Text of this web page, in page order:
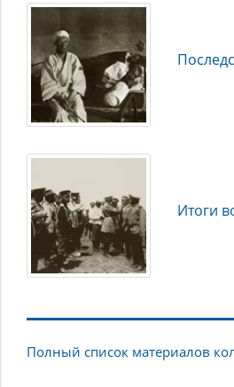
Итоги
Полный список материалов